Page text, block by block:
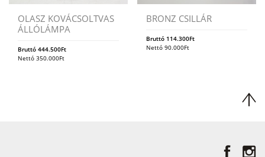
OLASZ KOVÁCSOLTVAS
ÁLLÓLÁMPA
Bruttó 444.500Ft
Nettó 350.000Ft
BRONZ CSILLÁR
Bruttó 114.300Ft
Nettó90.000Ft